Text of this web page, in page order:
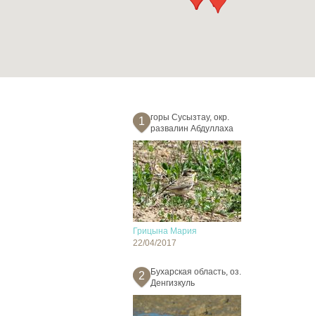
1
горы Сусызтау, окр.
развалин Абдуллаха
Грицына Мария
22/04/2017
2
Бухарская область, оз.
Денгизкуль